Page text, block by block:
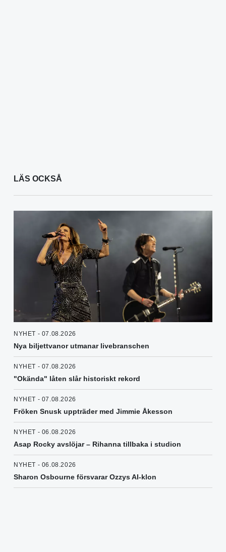
LÄS OCKSÅ
NYHET - 07.08.2026
Nya biljettvanor utmanar livebranschen
NYHET - 07.08.2026
"Okända" låten slår historiskt rekord
NYHET - 07.08.2026
Fröken Snusk uppträder med Jimmie Åkesson
NYHET - 06.08.2026
Asap Rocky avslöjar – Rihanna tillbaka i studion
NYHET - 06.08.2026
Sharon Osbourne försvarar Ozzys AI-klon